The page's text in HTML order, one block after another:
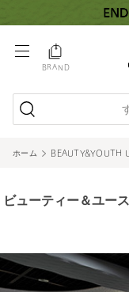
BRAND
ホーム BEAUTY&YOUTH
ビューティー＆ユー